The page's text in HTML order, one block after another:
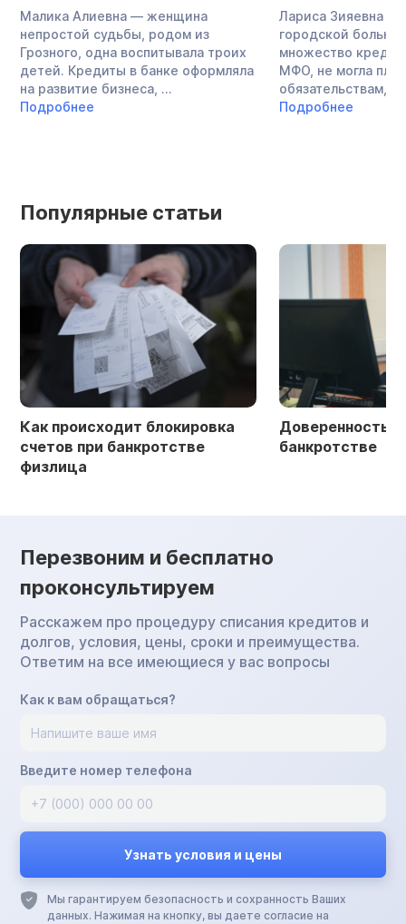
Малика Алиевна — женщина
непростой судьбы, родом из
Грозного, одна воспитывала троих
детей. Кредиты в банке оформляла
на развитие бизнеса, ...
Подробнее
Лариса Зияевна —
городской
множество
МФО, не могла
обязательствам,
Подробнее
Популярные статьи
Как происходит блокировка
счетов при банкротстве
физлица
Доверенность
банкротстве
Перезвоним и бесплатно
проконсультируем
Расскажем про процедуру списания кредитов и
долгов, условия, цены, сроки и преимущества.
Ответим на все имеющиеся у вас вопросы
Как к вам обращаться?
Введите номер телефона
Мы гарантируем безопасность и сохранность Ваших
данных. Нажимая на кнопку, вы даете согласие на